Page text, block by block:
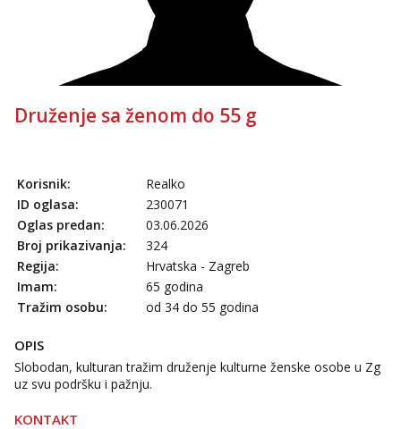
Druženje sa ženom do 55 g
Korisnik:
Realko
ID oglasa:
230071
Oglas predan:
03.06.2026
Broj prikazivanja:
324
Regija:
Hrvatska - Zagreb
Imam:
65 godina
Tražim osobu:
od 34 do 55 godina
OPIS
Slobodan, kulturan tražim druženje kulturne ženske osobe u Zg
uz svu podršku i pažnju.
KONTAKT